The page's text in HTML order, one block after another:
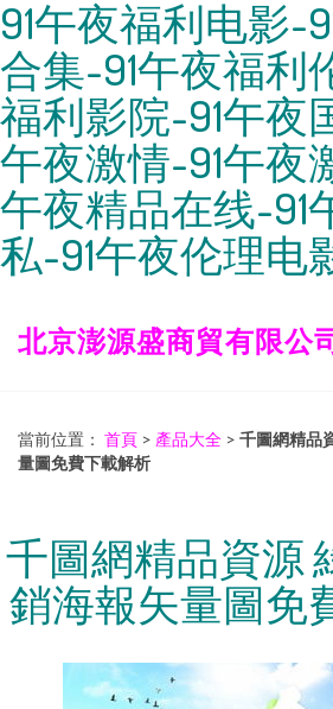
91午夜福利电影-
合集-91午夜福利
福利影院-91午夜
午夜激情-91午夜
午夜精品在线-91
私-91午夜伦理电
北京澎源盛商貿有限公
當前位置： 首頁 > 產品大全 > 千圖網精品
量圖免費下載解析
千圖網精品資源
銷海報矢量圖免